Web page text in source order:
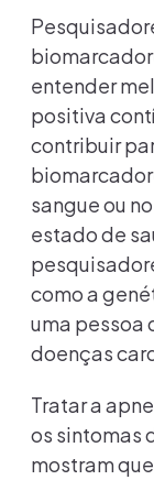
entender
positiva
contribuir
sangue ou
estado de
como a
uma pessoa
doenças
Tratar a
os sintomas
mostram